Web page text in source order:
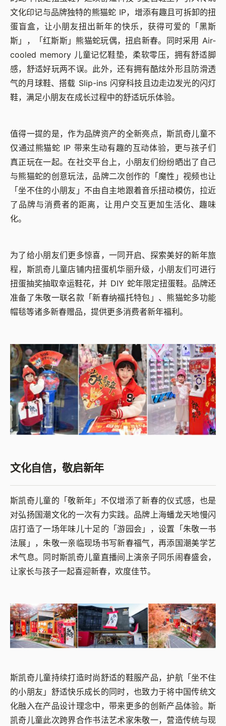
文化印记与品牌独特的熊猫蛇 IP，增添有趣且可拆卸的扭
蛋盲盒，让小朋友扭出新年的快乐，获得可爱的「黑斯
斯」，「红斯斯」熊猫蛇玩偶，扭启新春。同时采用 Air-
cooled memory 儿童记忆鞋垫，柔软零压，拥有舒适脚
感，舒适好玩两不误。此外，还有拥有酷炫外形且防滑透
气的月球鞋、搭载 Slip-ins 闪穿科技且边走边发光的闪灯
鞋，满足小朋友在成长过程中的舒适玩乐体验。
值得一提的是，作为品牌资产的全新亮点，斯凯奇儿童不
仅通过熊猫蛇 IP 带来生动有趣的互动体验，更与孩子们
真正玩在一起。在社交平台上，小朋友们纷纷晒出了自己
与熊猫蛇的创意玩法，品牌二次创作的「魔性」视频也让
「坐不住的小朋友」不由自主地跟着音乐扭动模仿，拉近
了品牌与消费者的距离，让用户交互更加生活化、趣味
化。
为了给小朋友们更多惊喜，一同开启、探索美好的新年旅
程，斯凯奇儿童店铺内扭蛋机华丽升级，小朋友们可进行
扭蛋抽奖抽取幸运鞋花，并 DIY 蛇年限定扭蛋鞋。品牌还
准备了朱敬一联名款「新春纳福托特包」、熊猫蛇多功能
帽毯等诸多新春赠品，提供更多消费者新年福利。
文化自信，敬启新年
斯凯奇儿童的「敬新年」不仅增添了新春的仪式感，也是
对弘扬国潮文化的一次有力实践。品牌上海蟠龙天地慢闪
店打造了一场年味儿十足的「游园会」，设置「朱敬一书
法展」，朱敬一亲临现场书写新春福气，再添国潮美学艺
术气息。同时斯凯奇儿童直播间上演亲子同乐闹春盛会，
让家长与孩子一起喜迎新春，欢度佳节。
斯凯奇儿童持续打造时尚舒适的鞋服产品，护航「坐不住
的小朋友」舒适快乐成长的同时，也致力于将中国传统文
化融入在产品设计理念中，带来更多的创新产品体验。斯
凯奇儿童此次跨界合作书法艺术家朱敬一，营造传统与现